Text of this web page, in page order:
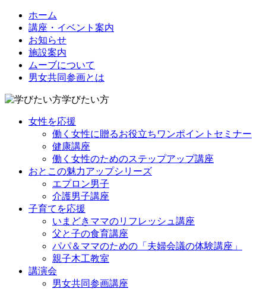
ホーム
講座・イベント案内
お知らせ
施設案内
ムーブについて
男女共同参画とは
学びたい方
女性を応援
働く女性に贈るお役立ちワンポイントセミナー
健康講座
働く女性のためのステップアップ講座
おとこの魅力アップシリーズ
エプロン男子
介護男子講座
子育てを応援
いまどきママのリフレッシュ講座
父と子の食育講座
パパ＆ママのための「夫婦会議の体験講座」
親子木工教室
講演会
男女共同参画講座